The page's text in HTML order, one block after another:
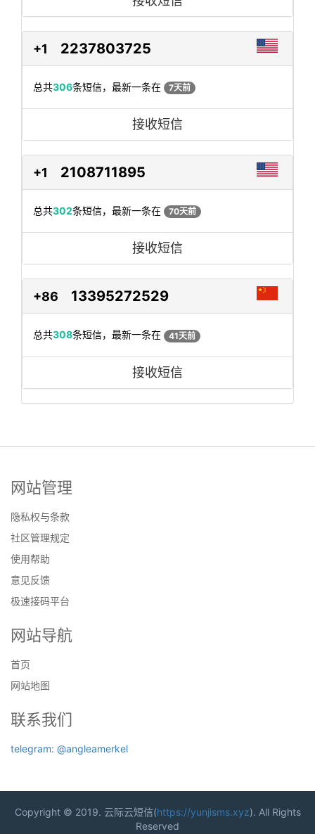
+1 2237803725
总共306条短信，最新一条在 7天前
接收短信
+1 2108711895
总共302条短信，最新一条在 70天前
接收短信
+86 13395272529
总共308条短信，最新一条在 41天前
接收短信
网站管理
隐私权与条款
社区管理规定
使用帮助
意见反馈
极速接码平台
网站导航
首页
网站地图
联系我们
telegram: @angleamerkel
Copyright © 2019. 云际云短信(https://yunjisms.xyz). All Rights
Reserved